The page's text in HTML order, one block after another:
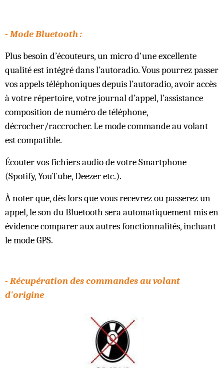
- Mode Bluetooth :
Plus besoin d’écouteurs, un micro d'une excellente
qualité est intégré dans l’autoradio. Vous pourrez passer
vos appels téléphoniques depuis l’autoradio, avoir accès
à votre répertoire, votre journal d’appel, l’assistance
composition de numéro de téléphone,
décrocher/raccrocher. Le mode commande au volant
est compatible.
Écouter vos fichiers audio de votre Smartphone
(Spotify, YouTube, Deezer etc.).
À noter que, dès lors que vous recevrez ou passerez un
appel, le son du Bluetooth sera automatiquement mis en
évidence comparer aux autres fonctionnalités, incluant
le mode GPS.
- Récupération des commandes au volant
d'origine